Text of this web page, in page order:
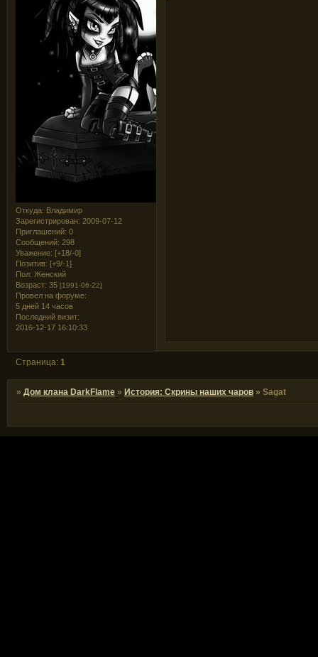
Откуда: Владимир
Зарегистрирован: 2009-07-12
Приглашений: 0
Сообщений: 298
Уважение: [+18/-0]
Позитив: [+9/-1]
Пол: Женский
Возраст: 35 [1991-06-22]
Провел на форуме:
5 дней 14 часов
Последний визит:
2016-12-17 16:10:33
Страница:1
»Дом клана DarkFlame »История: Скрины наших чаров »Sagat